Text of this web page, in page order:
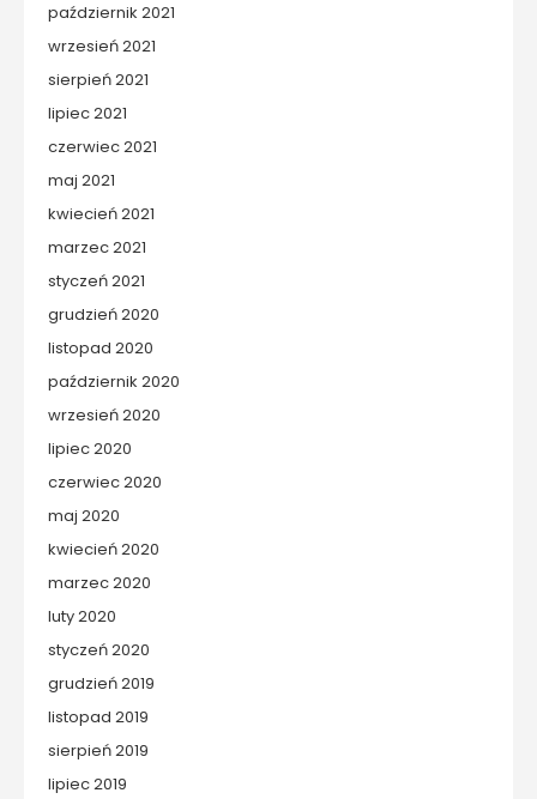
październik 2021
wrzesień 2021
sierpień 2021
lipiec 2021
czerwiec 2021
maj 2021
kwiecień 2021
marzec 2021
styczeń 2021
grudzień 2020
listopad 2020
październik 2020
wrzesień 2020
lipiec 2020
czerwiec 2020
maj 2020
kwiecień 2020
marzec 2020
luty 2020
styczeń 2020
grudzień 2019
listopad 2019
sierpień 2019
lipiec 2019